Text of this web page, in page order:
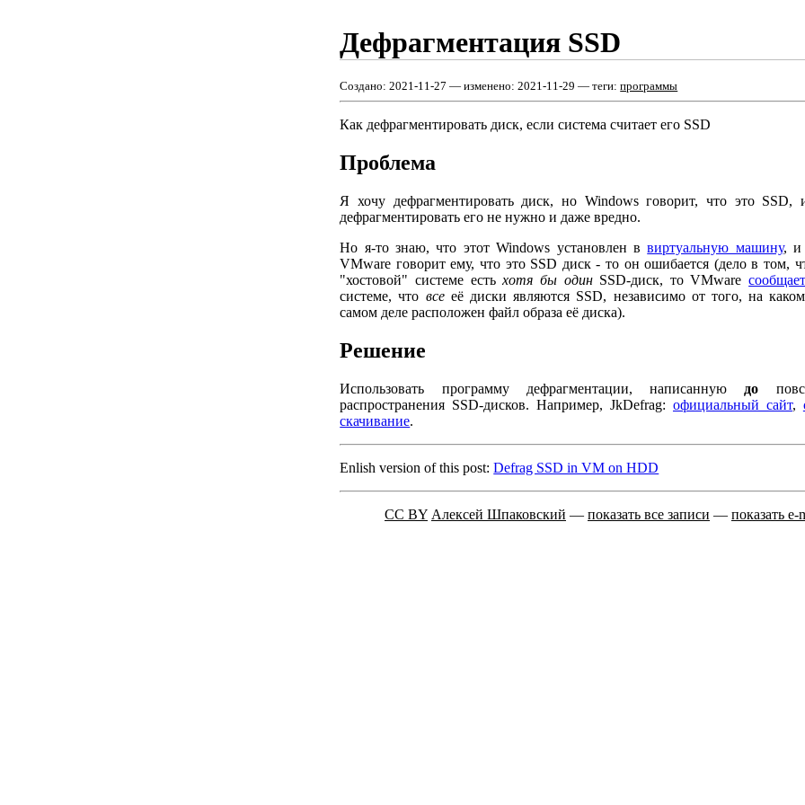
Дефрагментация SSD
Создано:2021-11-27 — изменено:2021-11-29 — теги:программы
Как дефрагментировать диск, если система считает его SSD
Проблема
Я хочу дефрагментировать диск, но Windows говорит, что это SSD,
дефрагментировать его не нужно и даже вредно.
Но я-то знаю, что этот Windows установлен ввиртуальную машину, и
VMware говорит ему, что это SSD диск - то он ошибается (дело в том,
"хостовой" системе естьхотя бы одинSSD-диск, то VMwareсообщает
системе, что всееё диски являются SSD, независимо от того, на
самом деле расположен файл образа её диска).
Решение
Использовать программу дефрагментации, написанную до
распространения SSD-дисков. Например, JkDefrag: официальный сайт,
скачивание.
Enlish version of this post:Defrag SSD in VM on HDD
CC BY Алексей Шпаковский — показать все записи — показать e-